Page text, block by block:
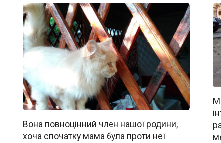
Вона повноцінний член нашої родини,
хоча спочатку мама була проти неї